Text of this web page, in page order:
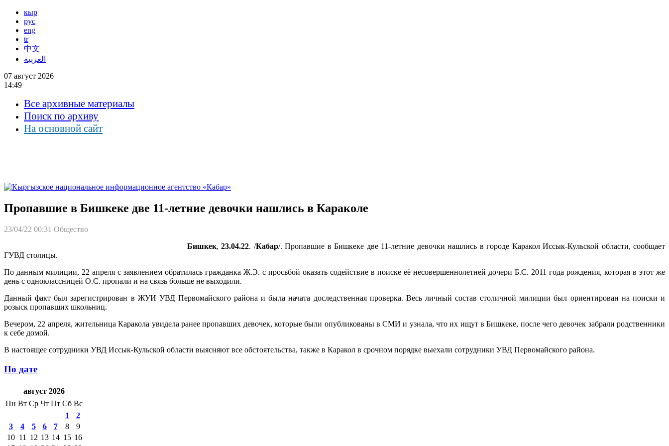
кыр
рус
eng
tr
中文
العربية
07 август 2026
14:49
Все архивные материалы
Поиск по архиву
На основной сайт
Пропавшие в Бишкеке две 11-летние девочки нашлись в Караколе
23/04/22 00:31 Общество
Бишкек,23.04.22. /Кабар/. Пропавшие в Бишкеке две 11-летние девочки нашлись в городе Каракол Иссык-Кульской области, сообщает
ГУВД столицы.
По данным милиции, 22 апреля с заявлением обратилась гражданка Ж.Э. с просьбой оказать содействие в поиске её несовершеннолетней дочери Б.С. 2011 года рождения, которая в этот же
день с одноклассницей О.С. пропали и на связь больше не выходили.
Данный факт был зарегистрирован в ЖУИ УВД Первомайского района и была начата доследственная проверка. Весь личный состав столичной милиции был ориентирован на поиски и
розыск пропавших школьниц.
Вечером, 22 апреля, жительница Каракола увидела ранее пропавших девочек, которые были опубликованы в СМИ и узнала, что их ищут в Бишкеке, после чего девочек забрали родственники
к себе домой.
В настоящее сотрудники УВД Иссык-Кульской области выясняют все обстоятельства, также в Каракол в срочном порядке выехали сотрудники УВД Первомайского района.
По дате
август 2026
Пн Вт Ср Чт Пт Сб Вс
1
2
3
4 5 6 7 8
9
10 11 12 13 14 15 16